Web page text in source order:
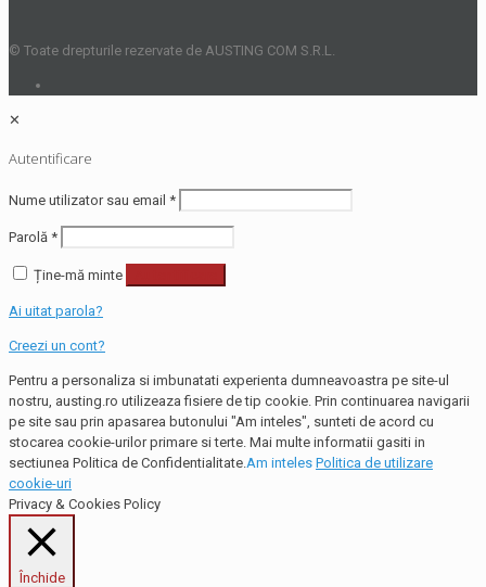
© Toate drepturile rezervate de AUSTING COM S.R.L.
✕
Autentificare
Nume utilizator sau email *
Parolă *
Ține-mă minte
Ai uitat parola?
Creezi un cont?
Pentru a personaliza si imbunatati experienta dumneavoastra pe site-ul
nostru, austing.ro utilizeaza fisiere de tip cookie. Prin continuarea navigarii
pe site sau prin apasarea butonului "Am inteles", sunteti de acord cu
stocarea cookie-urilor primare si terte. Mai multe informatii gasiti in
sectiunea Politica de Confidentialitate. Am inteles Politica de utilizare
cookie-uri
Privacy & Cookies Policy
Închide